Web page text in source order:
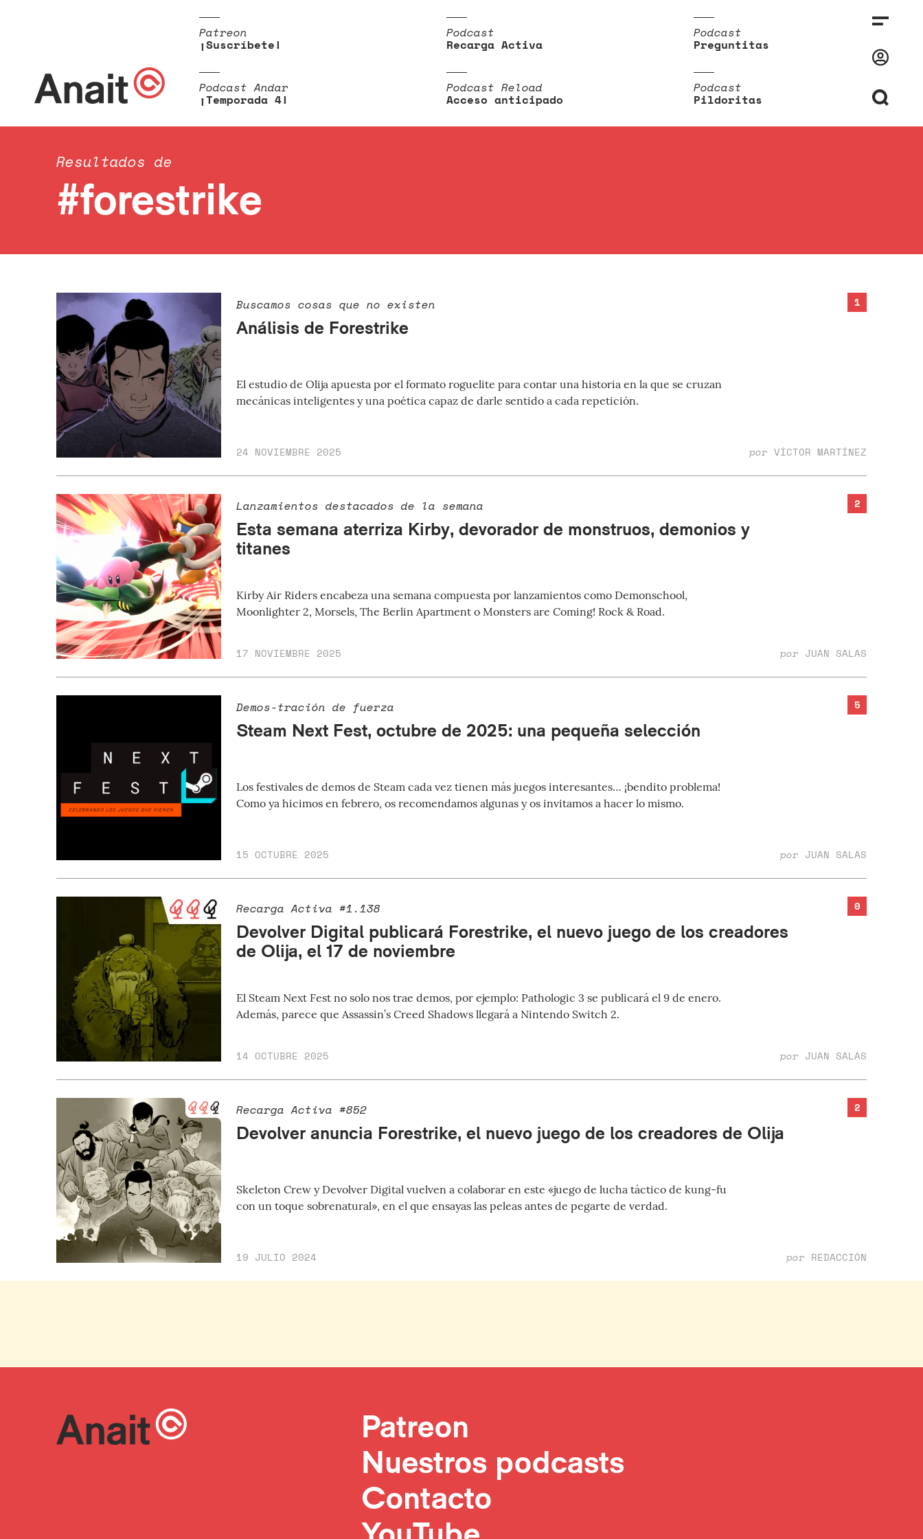
Patreon
¡Suscríbete!
Podcast
Recarga Activa
Podcast
Preguntitas
Podcast Andar
¡Temporada 4!
Podcast Reload
Acceso anticipado
Podcast
Pildoritas
Resultados de
#forestrike
1
Buscamos cosas que no existen
Análisis de Forestrike
El estudio de Olija apuesta por el formato roguelite para contar una historia en la que se cruzan
mecánicas inteligentes y una poética capaz de darle sentido a cada repetición.
24 NOVIEMBRE 2025 por VÍCTOR MARTÍNEZ
2
Lanzamientos destacados de la semana
Esta semana aterriza Kirby, devorador de monstruos, demonios y
titanes
Kirby Air Riders encabeza una semana compuesta por lanzamientos como Demonschool,
Moonlighter 2, Morsels, The Berlin Apartment o Monsters are Coming! Rock & Road.
17 NOVIEMBRE 2025 por JUAN SALAS
5
Demos-tración de fuerza
Steam Next Fest, octubre de 2025: una pequeña selección
Los festivales de demos de Steam cada vez tienen más juegos interesantes… ¡bendito problema!
Como ya hicimos en febrero, os recomendamos algunas y os invitamos a hacer lo mismo.
15 OCTUBRE 2025 por JUAN SALAS
0
Recarga Activa #1.138
Devolver Digital publicará Forestrike, el nuevo juego de los creadores
de Olija, el 17 de noviembre
El Steam Next Fest no solo nos trae demos, por ejemplo: Pathologic 3 se publicará el 9 de enero.
Además, parece que Assassin’s Creed Shadows llegará a Nintendo Switch 2.
14 OCTUBRE 2025 por JUAN SALAS
2
Recarga Activa #852
Devolver anuncia Forestrike, el nuevo juego de los creadores de Olija
Skeleton Crew y Devolver Digital vuelven a colaborar en este «juego de lucha táctico de kung-fu
con un toque sobrenatural», en el que ensayas las peleas antes de pegarte de verdad.
19 JULIO 2024 por REDACCIÓN
Patreon
Nuestros podcasts
Contacto